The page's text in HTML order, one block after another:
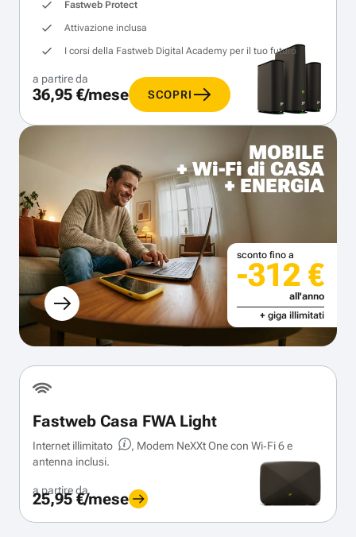
Fastweb Protect
Attivazione inclusa
I corsi della Fastweb Digital Academy per il tuo futuro
a partire da
36,95 €/mese SCOPRI
MOBILE
+ Wi-Fi di CASA
+ ENERGIA
sconto fino a
-312 €
all'anno
+ giga illimitati
Fastweb Casa FWA Light
Internet illimitato
, Modem NeXXt One con Wi‑Fi 6 e
antenna inclusi.
a partire da
25,95 €/mese